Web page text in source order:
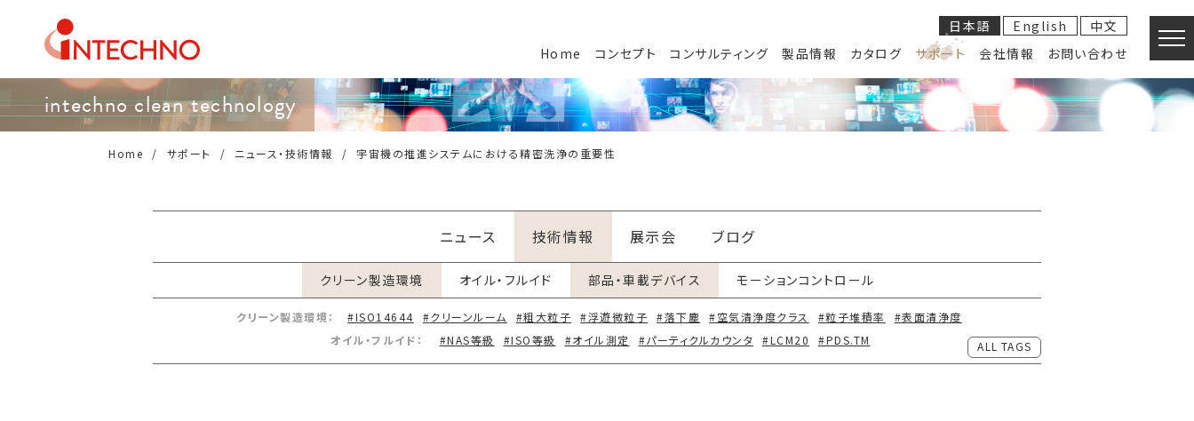
日本語 English
中文
Home
コンセプト コンサルティング 製品情報 カタログ サポート 会社情報 お問い合わせ
intechno clean technology
Home サポート ニュース・技術情報 宇宙機の推進システムにおける精密洗浄の重要性
ニュース 技術情報 展示会 ブログ
クリーン製造環境 オイル・フルイド 部品・車載デバイス モーションコントロール
クリーン製造環境： #ISO14644 #クリーンルーム #粗大粒子 #浮遊微粒子 #落下塵 #空気清浄度クラス #粒子堆積率
#表面清浄度
オイル・フルイド：
#NAS等級 #ISO等級 #オイル測定 #パーティクルカウンタ #LCM20 #PDS.TM ALL TAGS